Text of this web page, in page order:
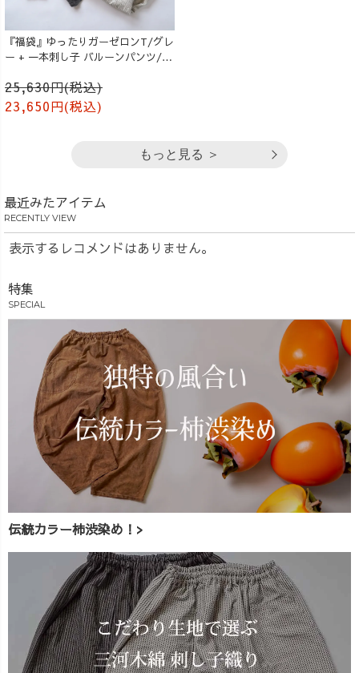
『福袋』ゆったりガーゼロンT/グレ
ー + 一本刺し子 バルーンパンツ/生
25,630円(税込)
23,650円(税込)
もっと見る ＞
最近みたアイテム
RECENTLY VIEW
表示するレコメンドはありません。
特集
SPECIAL
伝統カラー柿渋染め！>